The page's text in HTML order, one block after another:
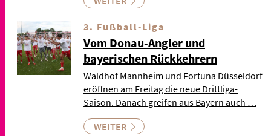
3. Fußball-Liga
Vom Donau-Angler und
bayerischen Rückkehrern
Waldhof Mannheim und Fortuna Düsseldorf
eröffnen am Freitag die neue Drittliga-
Saison. Danach greifen aus Bayern auch …
WEITER